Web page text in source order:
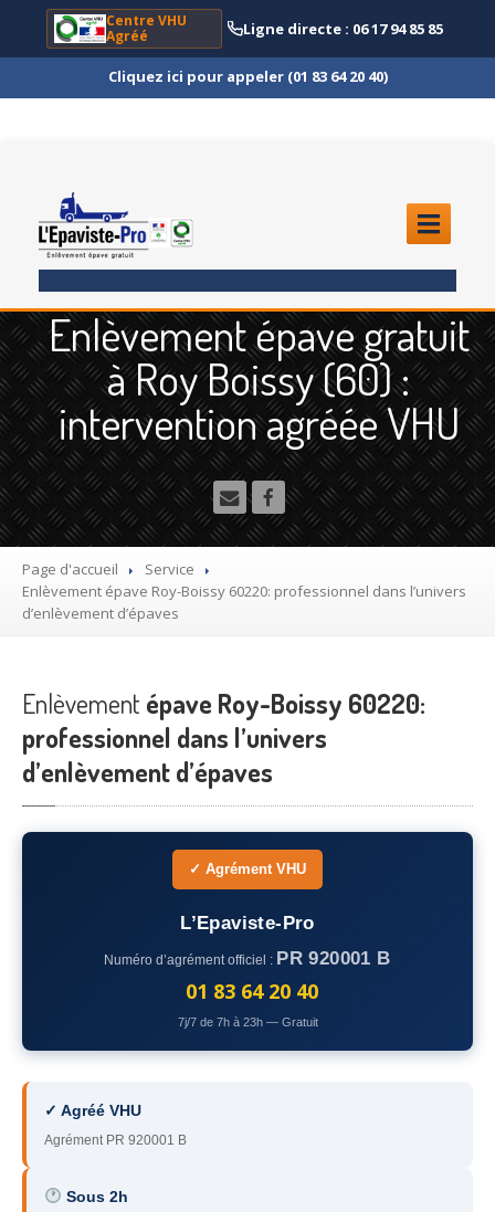
Centre VHU
Agréé
Ligne directe : 06 17 94 85 85
Cliquez ici pour appeler (01 83 64 20 40)
ENLÈVEMENTÉPAVE
Quoi ?
Scooteret Moto
Camion
et Poids Lourd
Utilitaire
Démolisseuragrée VHU gratuit
Mettreà la casse sa voiture
Recyclagevoiture usagée gratuit
Destruction de voiture agréé
EpavisteGratuit
Rachatvoiture accidentée
– Seine-et-Marne
– Yvelines
92– Hauts-de-Seine
93 – Seine-Saint-Denis
94– Val-de-Marne
95 – Val d’Oise
Enlèvement épave gratuit
à Roy Boissy (60) :
intervention agréée VHU
Page d'accueil
Service
Enlèvement épave Roy-Boissy 60220: professionnel dans l’univers
d’enlèvement d’épaves
Enlèvement épave Roy-Boissy 60220:
professionnel dans l’univers
d’enlèvement d’épaves
✓ Agrément VHU
L’Epaviste-Pro
Numéro d’agrément officiel : PR 920001 B
01 83 64 20 40
7j/7 de 7h à 23h — Gratuit
✓ Agréé VHU
Agrément PR 920001 B
Sous 2h